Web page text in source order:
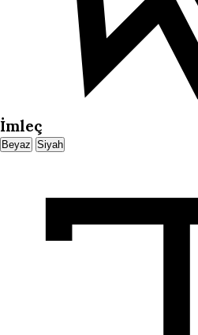
İmleç
Beyaz Siyah